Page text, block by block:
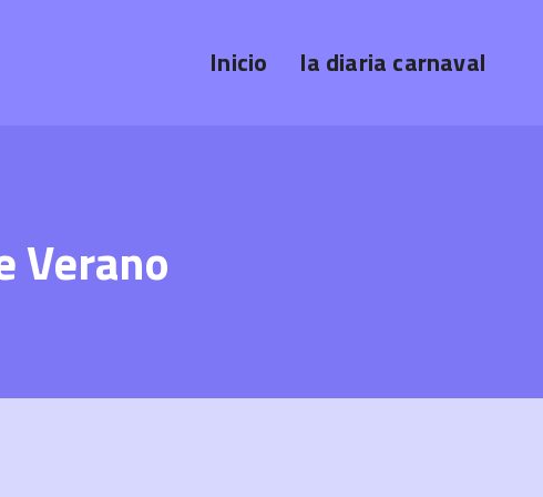
Inicio la diaria carnaval
Verano